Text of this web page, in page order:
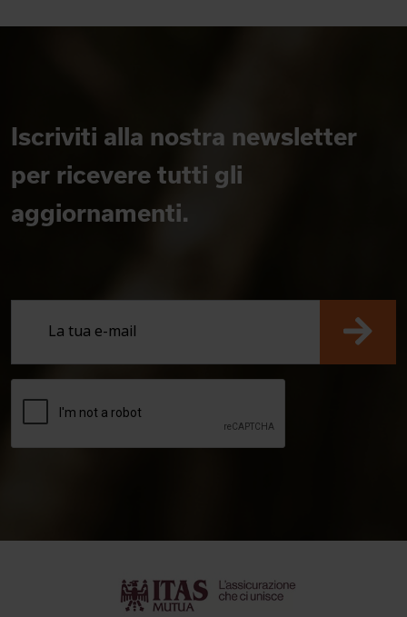
Iscriviti alla nostra newsletter
per ricevere tutti gli
aggiornamenti.